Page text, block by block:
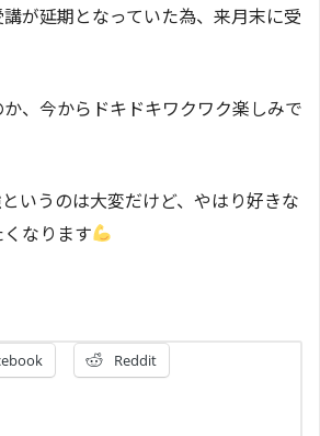
講が延期となっていた為、来月末に受
、今からドキドキワクワク楽しみで
いうのは大変だけど、やはり好きな
なります
Reddit